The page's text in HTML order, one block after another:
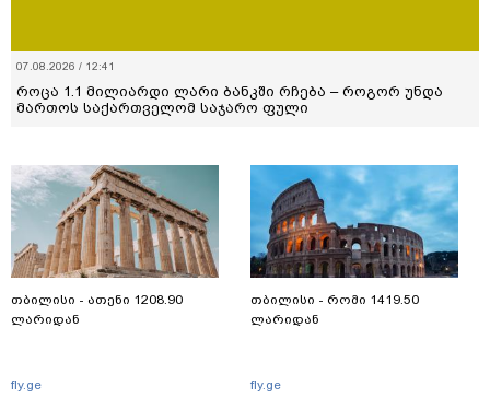
07.08.2026 / 12:41
როცა 1.1 მილიარდი ლარი ბანკში რჩება – როგორ უნდა
მართოს საქართველომ საჯარო ფული
თბილისი - ათენი 1208.90
ლარიდან
fly.ge
თბილისი - რომი 1419.50
ლარიდან
fly.ge